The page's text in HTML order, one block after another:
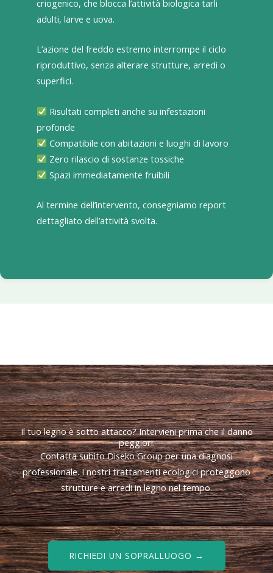
criogenico, che blocca l’attività biologica tarli
adulti, larve e uova.
L’azione del freddo estremo interrompe il ciclo
riproduttivo, senza alterare strutture, arredi o
superfici.
Risultati completi anche su infestazioni
profonde
Compatibile con abitazioni e luoghi di lavoro
Zero rilascio di sostanze tossiche
Spazi immediatamente fruibili
Al termine dell’intervento, consegniamo report
dettagliato dell’attività svolta.
Il tuo legno è sotto attacco? Intervieni prima che il danno
peggiori.
Contatta subito Diseko Group per una diagnosi
professionale. I nostri trattamenti ecologici proteggono
strutture e arredi in legno nel tempo.
RICHIEDI UN SOPRALLUOGO →